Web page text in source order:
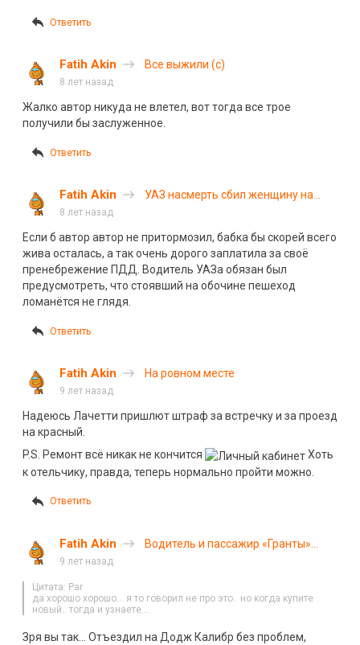
Ответить
Fatih Akin Все выжили (с)
8 лет назад
Жалко автор никуда не влетел, вот тогда все трое
получили бы заслуженное.
Ответить
Fatih Akin
УАЗ насмерть сбил женщину на
8 лет назад
Если б автор автор не притормозил, бабка бы скорей всего
жива осталась, а так очень дорого заплатила за своё
пренебрежение ПДД. Водитель УАЗа обязан был
предусмотреть, что стоявший на обочине пешеход
ломанётся не глядя.
Ответить
Fatih Akin На ровном месте
9 лет назад
Надеюсь Лачетти пришлют штраф за встречку и за проезд
на красный.
P.S. Ремонт всё никак не кончится
Хоть
к отельчику, правда, теперь нормально пройти можно.
Ответить
Fatih Akin
Водитель и пассажир «Гранты»
9 лет назад
Цитата: Par
да хорошо хорошо… я то говорил не про это.. но когда купите
новый.. тогда и узнаете…
Зря вы так… Отъездил на Додж Калибр без проблем,